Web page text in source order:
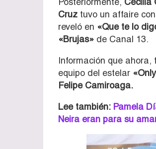
Cruz tuvo un affaire
reveló en «Que te lo
«Brujas» de Canal 13.
Información que
equipo del estelar
Felipe Camiroaga.
Lee también: Pamela
Neira eran para su